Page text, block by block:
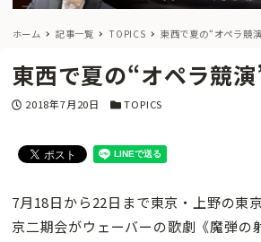
ホーム 記事一覧 TOPICS 東西で夏の“オペラ競
東西で夏の“オペラ競
投稿日
2018年7月20日 カテゴリー
TOPICS
7月18日から22日まで東京・上野の東
京二期会がウェーバーの歌劇《魔弾の